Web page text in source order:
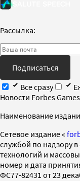
Рассылка:
Подписаться
Все сразу
Новости Forbes Games
Наименование
Cетевое издание «
службой по надзору
технологий и
номер и дата
ФС77-82431 от 23